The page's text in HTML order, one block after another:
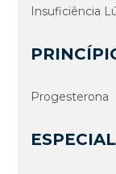
Insuficiência
Progesterona